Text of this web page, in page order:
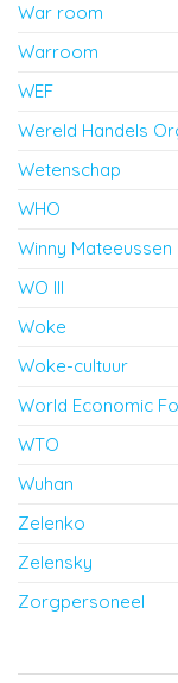
War room
Warroom
WEF
Wereld Handels
Wetenschap
WHO
Winny Mateeussen
WO III
Woke
Woke-cultuur
World Economic
WTO
Wuhan
Zelenko
Zelensky
Zorgpersoneel